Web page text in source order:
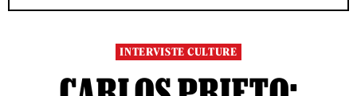
INTERVISTE CULTURE